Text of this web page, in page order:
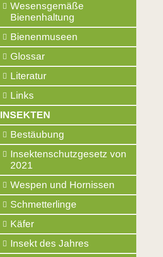
Wesensgemäße
Bienenhaltung
Bienenmuseen
Glossar
Literatur
Links
INSEKTEN
Bestäubung
Insektenschutzgesetz von
2021
Wespen und Hornissen
Schmetterlinge
Käfer
Insekt des Jahres